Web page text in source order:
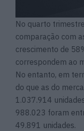
No quarto
comparação com
crescimento de
correspondem ao
No entanto, em
do que as do
1.037.914
988.023 foram
49.891 unidades.